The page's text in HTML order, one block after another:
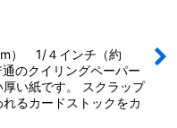
） 1/４インチ（約
のクイリングペーパー
い紙です。 スクラップ
るカードストックをカ